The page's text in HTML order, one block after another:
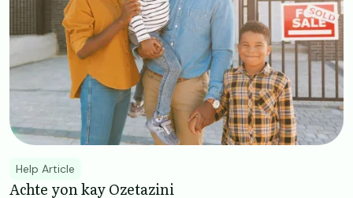
Help Article
Achte yon kay Ozetazini